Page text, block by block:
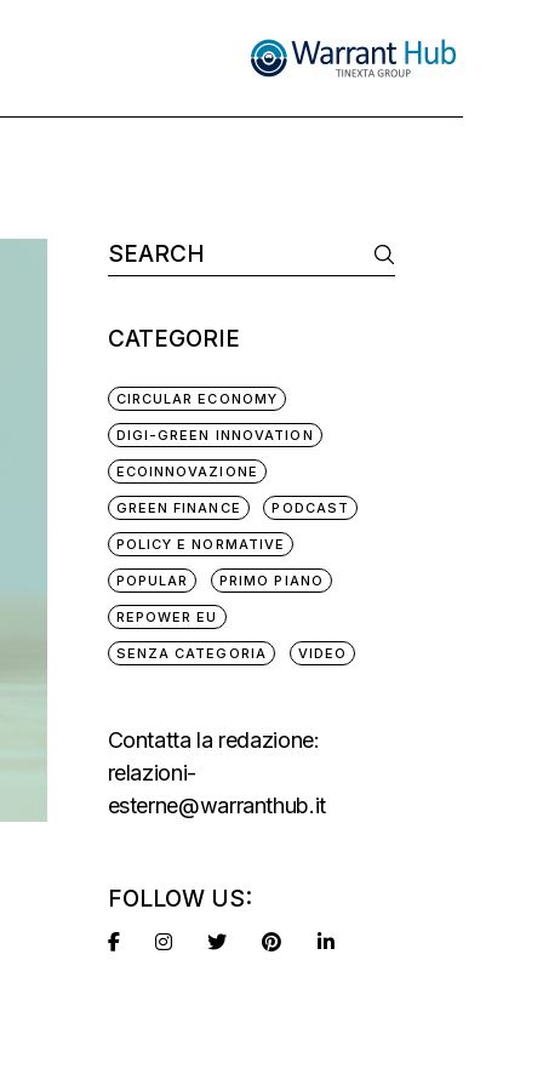
CATEGORIE
CIRCULAR ECONOMY
DIGI-GREEN INNOVATION
ECOINNOVAZIONE
GREEN FINANCE PODCAST
POLICY E NORMATIVE
POPULAR PRIMO PIANO
REPOWER EU
SENZA CATEGORIA VIDEO
Contatta la redazione:
relazioni-
esterne@warranthub.it
FOLLOW US: